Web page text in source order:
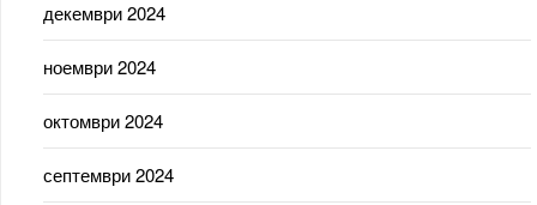
декември 2024
ноември 2024
октомври 2024
септември 2024